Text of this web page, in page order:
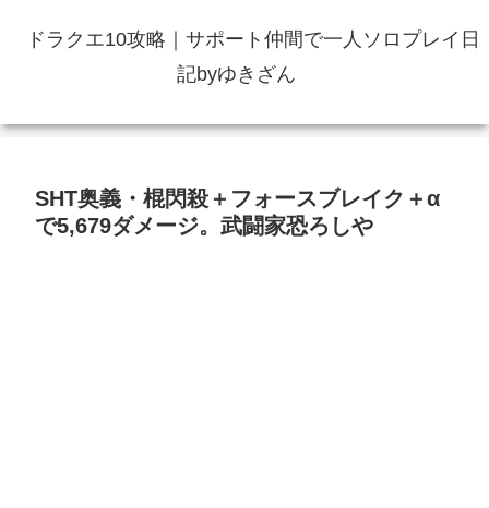
ドラクエ10攻略｜サポート仲間で一人ソロプレイ日
記byゆきざん
SHT奥義・棍閃殺＋フォースブレイク＋α
で5,679ダメージ。武闘家恐ろしや